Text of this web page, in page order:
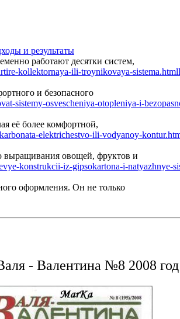
и результаты
работают десятки систем,
и безопасного
её более комфортной,
выращивания овощей, фруктов и
оформления. Он не только
- Валентина №8 2008 год